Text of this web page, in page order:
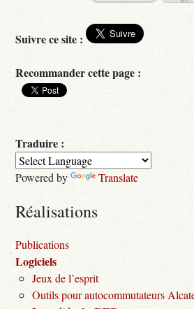
Suivre ce site :
Recommander cette page :
Traduire :
Powered by Translate
Réalisations
Publications
Logiciels
Jeux de l’esprit
Outils pour autocommutateurs